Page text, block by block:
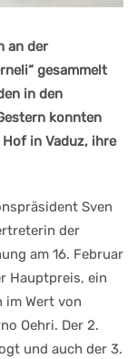
an der
gesammelt
in den
konnten
in Vaduz, ihre
Sven
der
am 16. Februar
Hauptpreis, ein
im Wert von
Oehri. Der 2.
und auch der 3.